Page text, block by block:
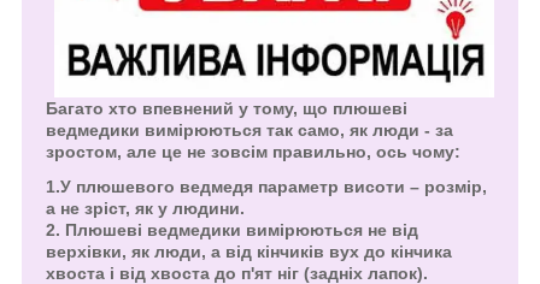
Багато хто впевнений у тому, що плюшеві
ведмедики вимірюються так само, як люди - за
зростом, але це не зовсім правильно, ось чому:
1.У плюшевого ведмедя параметр висоти – розмір,
а не зріст, як у людини.
2. Плюшеві ведмедики вимірюються не від
верхівки, як люди, а від кінчиків вух до кінчика
хвоста і від хвоста до п'ят ніг (задніх лапок).